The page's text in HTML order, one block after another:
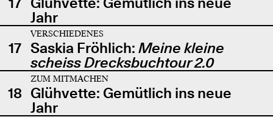
Jahr
17
VERSCHIEDENES
Saskia Fröhlich: Meine kleine
scheiss Drecksbuchtour 2.0
18
ZUM MITMACHEN
Glühvette: Gemütlich ins neue
Jahr